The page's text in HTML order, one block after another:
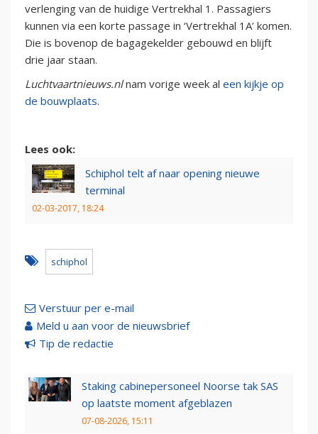
verlenging van de huidige Vertrekhal 1. Passagiers
kunnen via een korte passage in ‘Vertrekhal 1A’ komen.
Die is bovenop de bagagekelder gebouwd en blijft
drie jaar staan.
Luchtvaartnieuws.nlnam vorige week al een kijkje op
de bouwplaats.
Lees ook:
Schiphol telt af naar opening nieuwe
terminal
02-03-2017, 18:24
schiphol
Verstuur per e-mail
Meld u aan voor de nieuwsbrief
Tip de redactie
Staking cabinepersoneel Noorse tak SAS
op laatste moment afgeblazen
07-08-2026, 15:11